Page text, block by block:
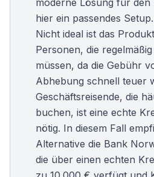
moderne Lösung für
hier ein passendes Setup.
Nicht ideal ist das
Personen, die
müssen, da die Gebühr
Abhebung schnell teuer
Geschäftsreisende, die
buchen, ist eine echte
nötig. In diesem Fall
Alternative die Bank
die über einen echten